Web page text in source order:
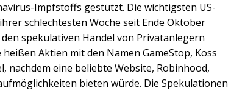
Impfstoffs gestützt. Die wichtigsten US-
schlechtesten Woche seit Ende Oktober
spekulativen Handel von Privatanlegern
Aktien mit den Namen GameStop, Koss
nachdem eine beliebte Website, Robinhood,
bieten würde. Die Spekulationen